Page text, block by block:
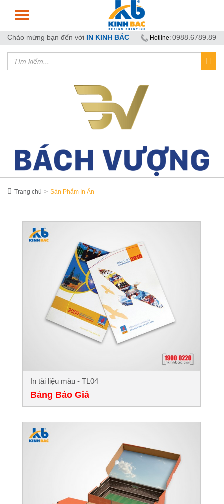
Chào mừng bạn đến với IN KINH BẮC Hotline: 0988.6789.89
Trang chủ Sản Phẩm In Ấn
In tài liệu màu - TL04
Bảng Báo Giá